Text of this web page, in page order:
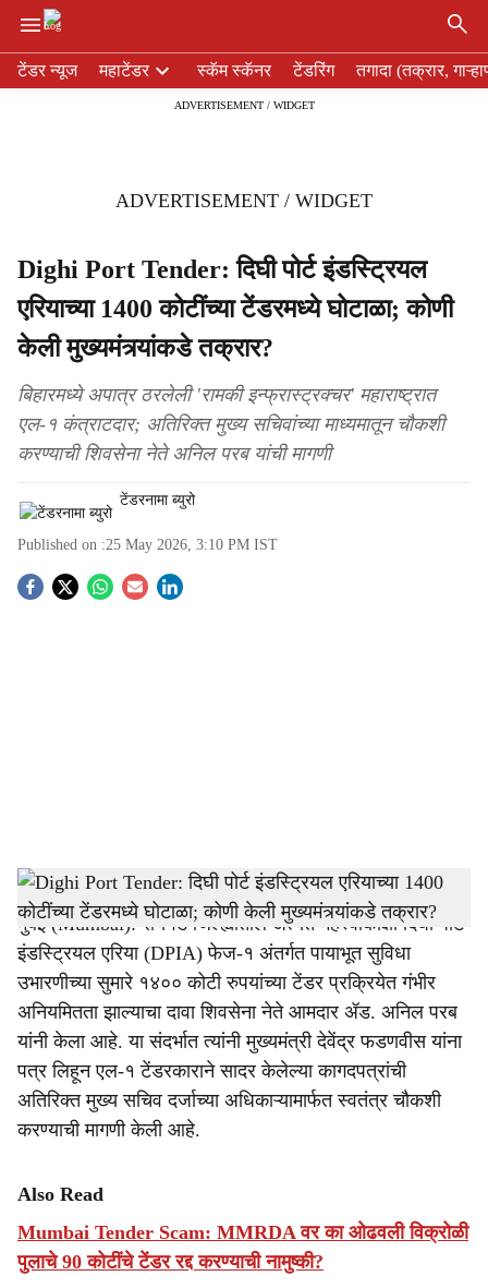
e
टेंडर न्यूज महाटेंडर स्कॅम स्कॅनर टेंडरिंग तगादा (तक्रार,
ADVERTISEMENT / WIDGET
ADVERTISEMENT / WIDGET
Dighi Port Tender: दिघी पोर्ट इंडस्ट्रियल
एरियाच्या 1400 कोटींच्या टेंडरमध्ये घोटाळा; कोणी
केली मुख्यमंत्र्यांकडे तक्रार?
बिहारमध्ये अपात्र ठरलेली 'रामकी इन्फ्रास्ट्रक्चर' महाराष्ट्रात
एल-१ कंत्राटदार; अतिरिक्त मुख्य सचिवांच्या माध्यमातून चौकशी
करण्याची शिवसेना नेते अनिल परब यांची मागणी
टेंडरनामा ब्युरो
Published on :25 May 2026, 3:10 PM IST
S
h
a
r
e
port -Tendernama
मुंबई (Mumbai): रायगड जिल्ह्यातील अत्यंत महत्त्वाकांक्षी दिघी पोर्ट
इंडस्ट्रियल एरिया (DPIA) फेज-१ अंतर्गत पायाभूत सुविधा
उभारणीच्या सुमारे १४०० कोटी रुपयांच्या टेंडर प्रक्रियेत गंभीर
अनियमितता झाल्याचा दावा शिवसेना नेते आमदार ॲड. अनिल परब
यांनी केला आहे. या संदर्भात त्यांनी मुख्यमंत्री देवेंद्र फडणवीस यांना
पत्र लिहून एल-१ टेंडरकाराने सादर केलेल्या कागदपत्रांची
अतिरिक्त मुख्य सचिव दर्जाच्या अधिकाऱ्यामार्फत स्वतंत्र चौकशी
करण्याची मागणी केली आहे.
Also Read
Mumbai Tender Scam: MMRDA वर का ओढवली विक्रोळी
पुलाचे 90 कोटींचे टेंडर रद्द करण्याची नामुष्की?